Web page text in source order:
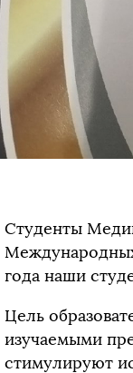
Студенты
года наши
Цель
изучаемыми
стимулируют